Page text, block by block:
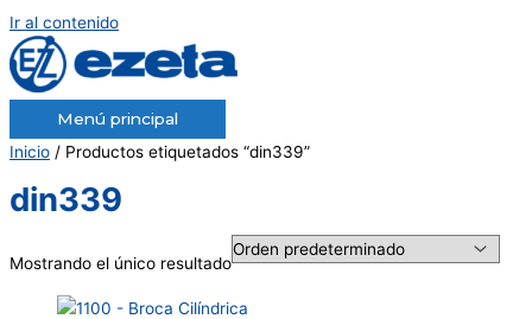
Ir al contenido
Menú principal
Inicio / Productos etiquetados “din339”
din339
Mostrando el único resultado